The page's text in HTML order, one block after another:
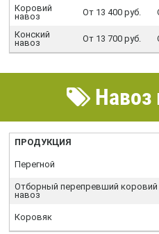
Коровий
навоз
От 13 400 руб.
Конский
навоз
От 13 700 руб.
Навоз
ПРОДУКЦИЯ
Перегной
Отборный перепревший коровий
навоз
Коровяк